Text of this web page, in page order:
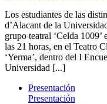
Los estudiantes de las
d’Alacant de la
grupo teatral ‘Celda 1009’
las 21 horas, en el Teatro
‘Yerma’, dentro del I
Universidad [...]
Presentación
Presentación